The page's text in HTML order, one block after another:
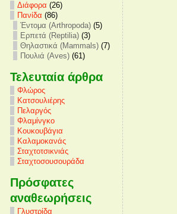
Διάφορα (26)
Πανίδα (86)
Έντομα (Arthropoda)(5)
Ερπετά (Reptilia)(3)
Θηλαστικά (Mammals)(7)
Πουλιά (Aves)(61)
Τελευταία άρθρα
Φλώρος
Κατσουλιέρης
Πελαργός
Φλαμίνγκο
Κουκουβάγια
Καλαμοκανάς
Σταχτοτσικνιάς
Σταχτοσουσουράδα
Πρόσφατες
αναθεωρήσεις
Γλυστρίδα